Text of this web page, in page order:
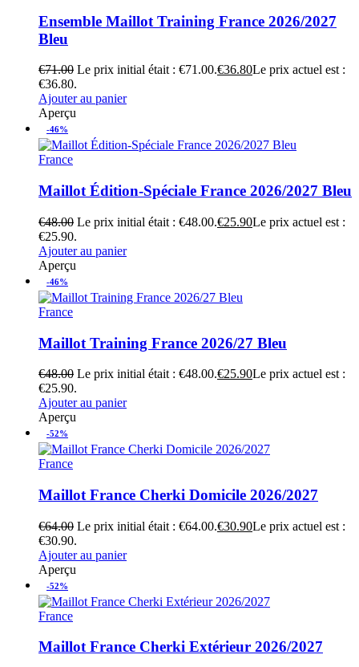
Ensemble Maillot Training France 2026/2027
Bleu
€71.00 Le prix initial était : €71.00.€36.80Le prix actuel est :
€36.80.
Ajouter au panier
Aperçu
-46%
France
Maillot Édition-Spéciale France 2026/2027 Bleu
€48.00 Le prix initial était : €48.00.€25.90Le prix actuel est :
€25.90.
Ajouter au panier
Aperçu
-46%
France
Maillot Training France 2026/27 Bleu
€48.00 Le prix initial était : €48.00.€25.90Le prix actuel est :
€25.90.
Ajouter au panier
Aperçu
-52%
France
Maillot France Cherki Domicile 2026/2027
€64.00 Le prix initial était : €64.00.€30.90Le prix actuel est :
€30.90.
Ajouter au panier
Aperçu
-52%
France
Maillot France Cherki Extérieur 2026/2027